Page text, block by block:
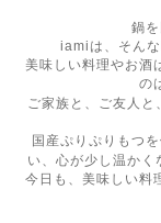
鍋
iamiは、そんな
美味しい料理やお酒
の
ご家族と、ご友人
国産ぷりぷりもつ
い、心が少し温かく
今日も、美味しい料